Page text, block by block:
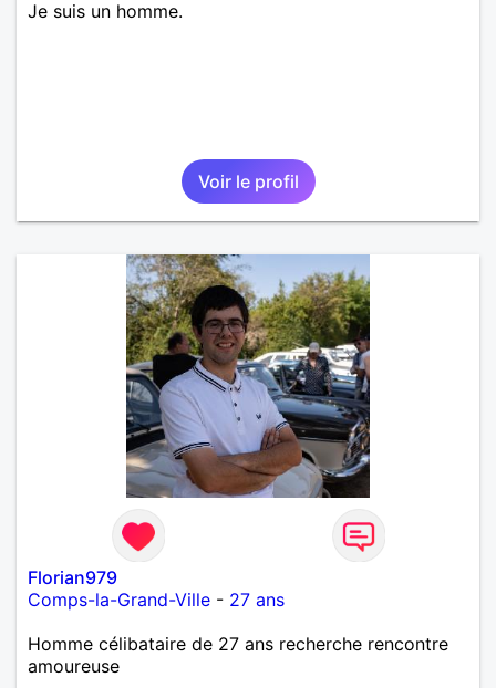
Je suis un homme.
Voir le profil
Florian979
Comps-la-Grand-Ville - 27 ans
Homme célibataire de 27 ans recherche rencontre
amoureuse